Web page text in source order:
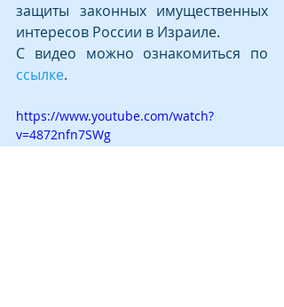
защиты законных имущественных
интересов России в Израиле.
ссылке.
https://www.youtube.com/watch?
v=4872nfn7SWg